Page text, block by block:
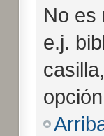
No es
e.j.